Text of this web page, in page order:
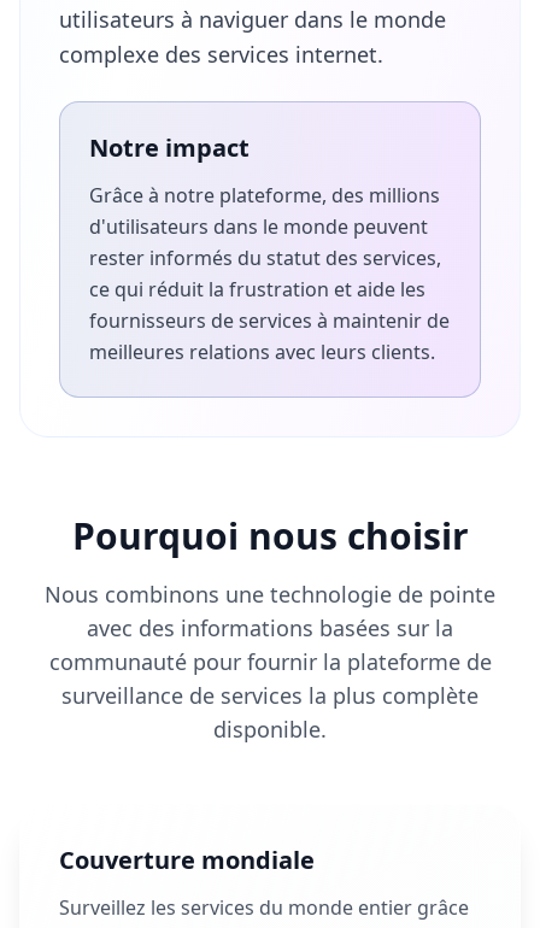
utilisateurs à naviguer dans le monde
complexe des services internet.
Notre impact
Grâce à notre plateforme, des millions
d'utilisateurs dans le monde peuvent
rester informés du statut des services,
ce qui réduit la frustration et aide les
fournisseurs de services à maintenir de
meilleures relations avec leurs clients.
Pourquoi nous choisir
Nous combinons une technologie de pointe
avec des informations basées sur la
communauté pour fournir la plateforme de
surveillance de services la plus complète
disponible.
Couverture mondiale
Surveillez les services du monde entier grâce